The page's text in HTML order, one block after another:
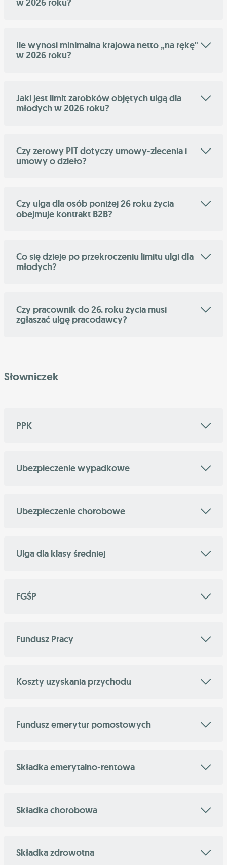
w 2026 roku?
Ile wynosi minimalna krajowa netto „na rękę"
w 2026 roku?
Jaki jest limit zarobków objętych ulgą dla
młodych w 2026 roku?
Czy zerowy PIT dotyczy umowy-zlecenia i
umowy o dzieło?
Czy ulga dla osób poniżej 26 roku życia
obejmuje kontrakt B2B?
Co się dzieje po przekroczeniu limitu ulgi dla
młodych?
Czy pracownik do 26. roku życia musi
zgłaszać ulgę pracodawcy?
Słowniczek
PPK
Ubezpieczenie wypadkowe
Ubezpieczenie chorobowe
Ulga dla klasy średniej
FGŚP
Fundusz Pracy
Koszty uzyskania przychodu
Fundusz emerytur pomostowych
Składka emerytalno-rentowa
Składka chorobowa
Składka zdrowotna